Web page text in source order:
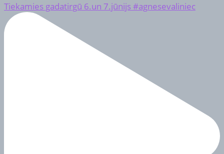
Tiekamies gadatirgū 6.un 7.jūnijs #agnesevaliniec